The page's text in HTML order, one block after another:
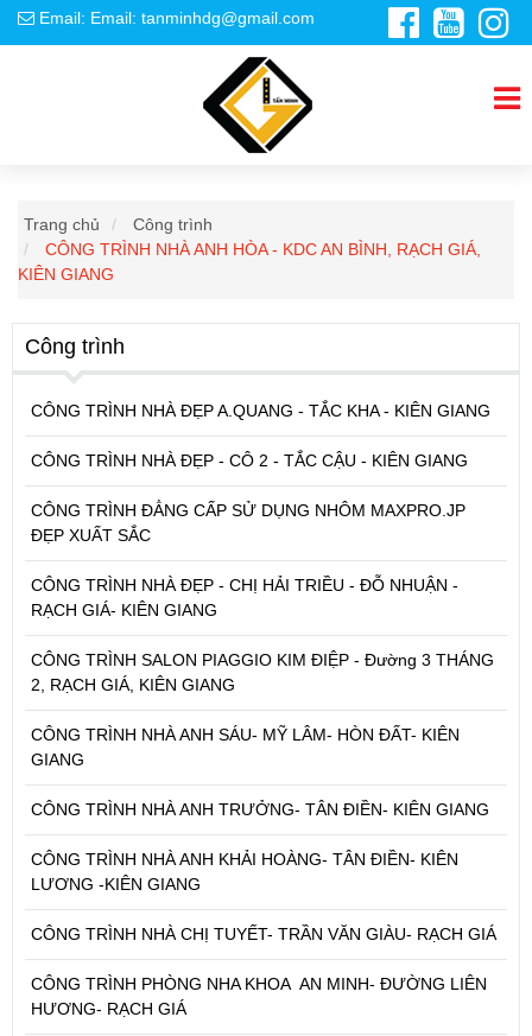
Email: Email: tanminhdg@gmail.com
Trang chủ
Công trình
CÔNG TRÌNH NHÀ ANH HÒA - KDC AN BÌNH, RẠCH GIÁ,
KIÊN GIANG
Công trình
CÔNG TRÌNH NHÀ ĐẸP A.QUANG - TẮC KHA - KIÊN GIANG
CÔNG TRÌNH NHÀ ĐẸP - CÔ 2 - TẮC CẬU - KIÊN GIANG
CÔNG TRÌNH ĐẲNG CẤP SỬ DỤNG NHÔM MAXPRO.JP
ĐẸP XUẤT SẮC
CÔNG TRÌNH NHÀ ĐẸP - CHỊ HẢI TRIỀU - ĐỖ NHUẬN -
RẠCH GIÁ- KIÊN GIANG
CÔNG TRÌNH SALON PIAGGIO KIM ĐIỆP - Đường 3 THÁNG
2, RẠCH GIÁ, KIÊN GIANG
CÔNG TRÌNH NHÀ ANH SÁU- MỸ LÂM- HÒN ĐẤT- KIÊN
GIANG
CÔNG TRÌNH NHÀ ANH TRƯỞNG- TÂN ĐIỀN- KIÊN GIANG
CÔNG TRÌNH NHÀ ANH KHẢI HOÀNG- TÂN ĐIỀN- KIÊN
LƯƠNG -KIÊN GIANG
CÔNG TRÌNH NHÀ CHỊ TUYẾT- TRẦN VĂN GIÀU- RẠCH GIÁ
CÔNG TRÌNH PHÒNG NHA KHOA AN MINH- ĐƯỜNG LIÊN
HƯƠNG- RẠCH GIÁ